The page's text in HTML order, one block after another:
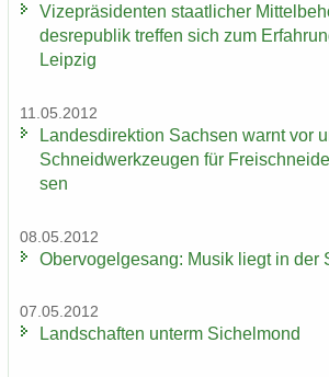
Vi­ze­prä­si­den­ten staat­li­cher
des­re­pu­blik tref­fen sich zum
Leip­zig
11.05.2012
Lan­des­di­rek­ti­on Sach­sen warnt vor
Schneid­werk­zeu­gen für
sen
08.05.2012
Ober­vo­gel­ge­sang: Musik liegt in der
07.05.2012
Land­schaf­ten un­term Si­chel­mond